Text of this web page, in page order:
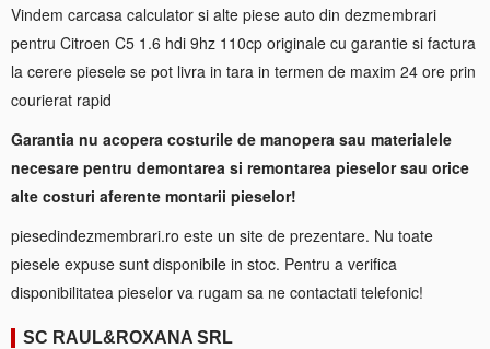
Vindem carcasa calculator si alte piese auto din dezmembrari
pentru Citroen C5 1.6 hdi 9hz 110cp originale cu garantie si factura
la cerere piesele se pot livra in tara in termen de maxim 24 ore prin
courierat rapid
Garantia nu acopera costurile de manopera sau materialele
necesare pentru demontarea si remontarea pieselor sau orice
alte costuri aferente montarii pieselor!
piesedindezmembrari.ro este un site de prezentare. Nu toate
piesele expuse sunt disponibile in stoc. Pentru a verifica
disponibilitatea pieselor va rugam sa ne contactati telefonic!
SC RAUL&ROXANA SRL